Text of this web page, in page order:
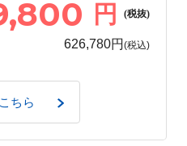
円 (税抜)
626,780円 (税込)
ちら